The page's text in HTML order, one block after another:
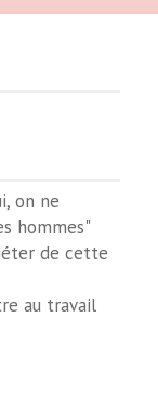
on ne
hommes"
de cette
au travail